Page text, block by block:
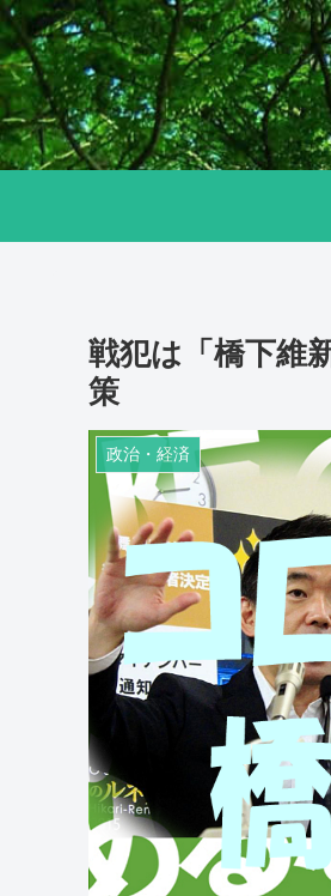
戦犯は「橋下維
策
政治・経済